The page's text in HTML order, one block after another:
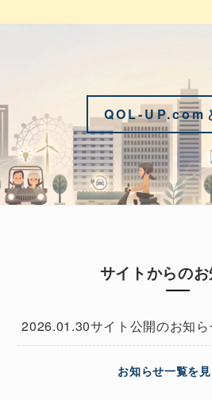
QOL-UP.com
サイトからの
2026.01.30サイト公開のお知
お知らせ一覧を